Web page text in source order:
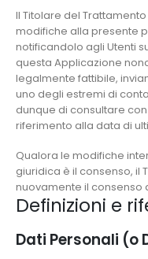
Il Titolare del
modifiche alla presente
notificandolo agli Utenti
questa Applicazione
legalmente fattibile,
uno degli estremi di
dunque di consultare
riferimento alla data di
Qualora le modifiche
giuridica è il consenso,
nuovamente il consenso
Definizioni e
Dati Personali (o